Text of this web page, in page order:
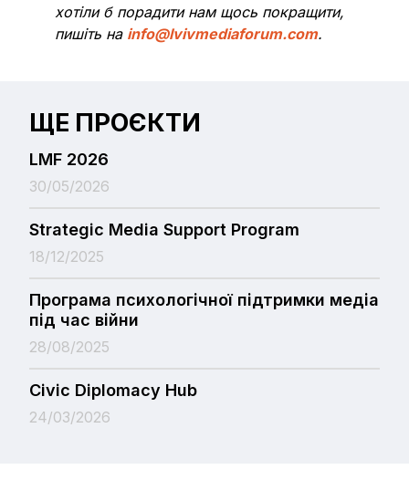
хотіли б порадити нам щось покращити,
пишіть на info@lvivmediaforum.com.
ЩЕ ПРОЄКТИ
LMF 2026
30/05/2026
Strategic Media Support Program
18/12/2025
Програма психологічної підтримки медіа
під час війни
28/08/2025
Civic Diplomacy Hub
24/03/2026